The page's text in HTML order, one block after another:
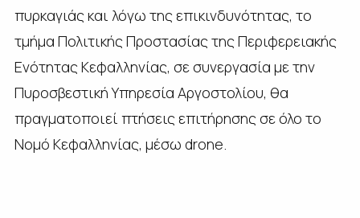
πυρκαγιάς και λόγω της επικινδυνότητας, το
τμήμα Πολιτικής Προστασίας της Περιφερειακής
Ενότητας Κεφαλληνίας, σε συνεργασία με την
Πυροσβεστική Υπηρεσία Αργοστολίου, θα
πραγματοποιεί πτήσεις επιτήρησης σε όλο το
Νομό Κεφαλληνίας, μέσω drone